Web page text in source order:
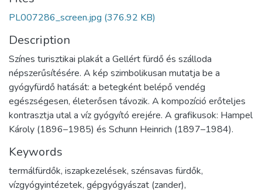
PL007286_screen.jpg (376.92 KB)
Description
Színes turisztikai plakát a Gellért fürdő és szálloda
népszerűsítésére. A kép szimbolikusan mutatja be a
gyógyfürdő hatását: a betegként belépő vendég
egészségesen, életerősen távozik. A kompozíció erőteljes
kontrasztja utal a víz gyógyító erejére. A grafikusok: Hampel
Károly (1896–1985) és Schunn Heinrich (1897–1984).
Keywords
termálfürdők, iszapkezelések, szénsavas fürdők,
vízgyógyintézetek, gépgyógyászat (zander),